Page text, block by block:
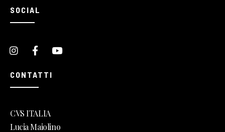
SOCIAL
CONTATTI
CVS ITALIA
Lucia Maiolino